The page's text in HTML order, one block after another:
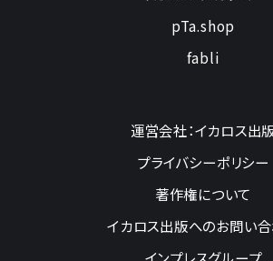
pTa.shop
fabli
運営会社：イカロス出
プライバシーポリシー
著作権について
イカロス出版へのお問い